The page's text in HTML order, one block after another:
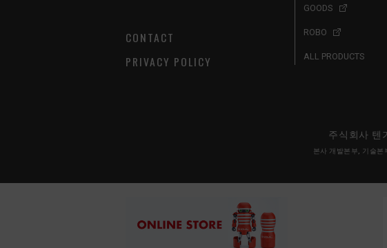
GOODS
ROBO
ALL PRODUCTS
CONTACT
PRIVACY POLICY
주식회사 텐
본사 개발본부, 기술